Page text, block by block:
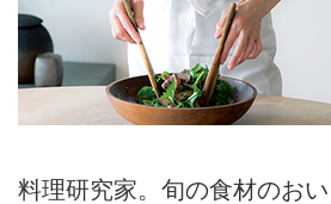
料理研究家。旬の食材のお